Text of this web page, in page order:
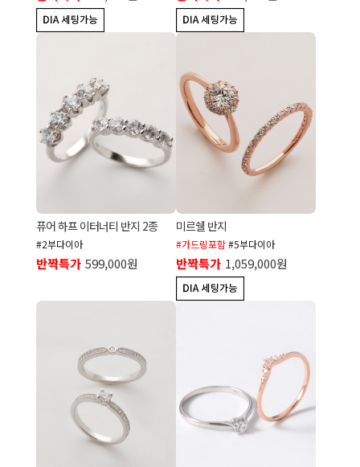
퓨어 하프 이터너티 반지 2종
#2부다이아
반짝특가 599,000원
미르쉘 반지
#가드링포함#5부다이아
반짝특가 1,059,000원